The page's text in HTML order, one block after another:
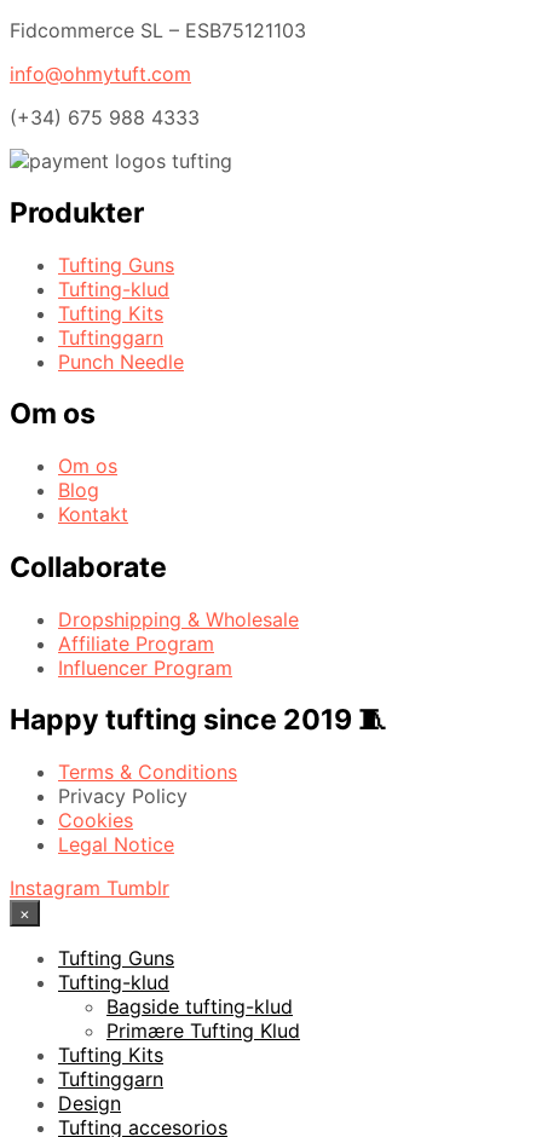
Fidcommerce SL – ESB75121103
info@ohmytuft.com
(+34) 675 988 4333
Produkter
Tufting Guns
Tufting-klud
Tufting Kits
Tuftinggarn
Punch Needle
Om os
Om os
Blog
Kontakt
Collaborate
Dropshipping & Wholesale
Affiliate Program
Influencer Program
Happy tufting since 2019 🧵
Terms & Conditions
Privacy Policy
Cookies
Legal Notice
Instagram Tumblr
×
Tufting Guns
Tufting-klud
Bagside tufting-klud
Primære Tufting Klud
Tufting Kits
Tuftinggarn
Design
Tufting accesorios